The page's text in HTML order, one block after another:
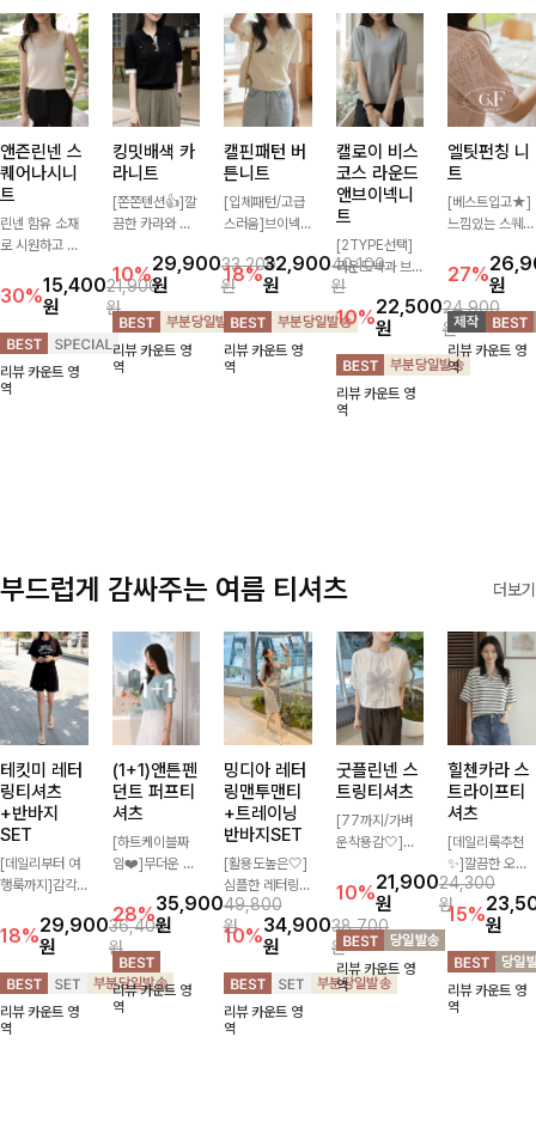
앤즌린넨 스
퀘어나시니
트
린넨 함유 소재
로 시원하고 쾌
좋은 나시 니트
🌿 깔끔한 스퀘
어넥 디자인이
쇄골 라인을 더
욱 여리하고 여
성스럽게 연출해
30%15,400
원
21,900
원
리뷰 카운트 영
역
킹밋배색 카
라니트
[쫀쫀텐션👍]깔
끔한 카라와 반
만나 하나만 입
어도 완성도 높
은 스타일링을
연출해드려요 부
담 없이 즐기기
좋은 데일리 니
10%29,900
원
33,200
원
리뷰 카운트 영
역
캘핀패턴 버
튼니트
[입체패턴/고급
스러움]브이넥
패턴이 어우러져
포인트 있게 즐
기기 좋은 가디
건 🤍 가볍게 걸
쳐주기만 해도
스타일리시한 무
18%32,900
원
40,100
원
리뷰 카운트 영
역
캘로이 비스
코스 라운드
앤브이넥니
트
[2TYPE선택]
라운드넥과 브이
넥 두 가지 디자
인으로 취향에
맞게 선택 가능
한 베이직 니트
🤍 깔끔한 실루
엣과 부드러운
착용감으로 단독
10%22,500
원
24,900
원
리뷰 카운트 영
역
엘팃펀칭 니
트
[베스트입고★]
느낌있는 스퀘어
으로 세련됨이
묻어나는 니트:)
시원쫀쫀함 가
득, 여성스러운
룩을 완성해봐요
♡
27%원
리뷰 카운트 영
역
부드럽게 감싸주는 여름 티셔츠 더보기
테킷미 레터
링티셔츠
+반바지
SET
[데일리부터 여
행룩까지]감각
셔츠와 플레어
핏 반바지가 함
께 구성된 세트
아이템으로, 편
안하면서도 캐주
얼한 꾸안꾸룩을
18%29,900
원
36,400
원
리뷰 카운트 영
역
(1+1)앤튼펜
던트 퍼프티
셔츠
[하트케이블짜
임❤️]무더운 여
낭만같은 티셔츠
소재감에서 주는
포인트와 금장으
로 고급스러움도
놓치지 말아요♥
28%35,900
원
49,800
원
리뷰 카운트 영
역
밍디아 레터
링맨투맨티
+트레이닝
반바지SET
[활용도높은🤍]
심플한 레터링
포인트의 반팔
티셔츠와 여유롭
게 떨어지는 반
바지 조합으로
꾸안꾸 무드 제
대로 살려주는
트레이닝 세트
10%34,900
원
38,700
원
리뷰 카운트 영
역
굿플린넨 스
트링티셔츠
[77까지/가벼
운착용감🤍]린
럴한 플라워 프
린팅이 포인트가
되어 하나만으로
도 감성 있는 스
타일을 완성해드
리는 티셔츠-🌼
10%21,900
원
24,300
원
리뷰 카운트 영
역
힐첸카라 스
트라이프티
셔츠
[데일리룩추천
✨]깔끔한 오픈
카라넥과 조화로
운 배색이 들어
간 스트라이프
패턴으로 단정하
고 캐주얼한 무
드를 선사하는
반팔 티셔츠에
15%원
리뷰 카운트 영
역